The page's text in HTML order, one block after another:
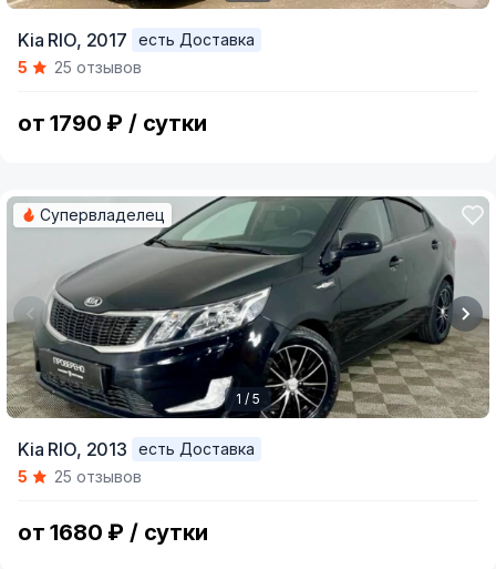
of
Kia RIO, 2017
есть Доставка
5
25 отзывов
от 1790 ₽ / сутки
of
Супервладелец
1 / 5
Kia RIO, 2013
есть Доставка
5
25 отзывов
от 1680 ₽ / сутки